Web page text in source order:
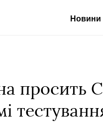
Новини
просить